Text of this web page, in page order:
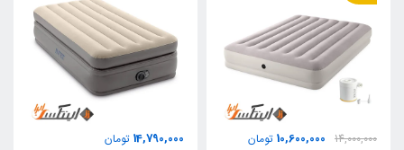
14,000,000
10,600,000 تومان
14,790,000 تومان